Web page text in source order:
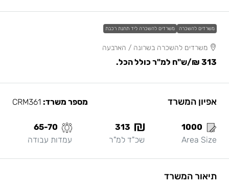
משרדים להשכרה משרדים להשכרה ליד תחנת רכבת
משרדים להשכרה בשרונה / הארבעה
313 ₪ /ש"ח למ"ר כולל הכל.
אפיון המשרד מספר משרד:
1000
Area Size
313
שכ"ד למ"ר
65-70
עמדות עבודה
תיאור המשרד